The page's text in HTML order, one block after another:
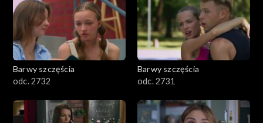
Barwy szczęścia
odc. 2732
Barwy szczęścia
odc. 2731